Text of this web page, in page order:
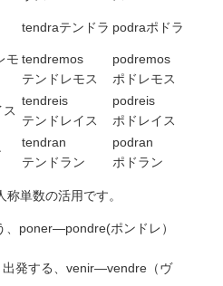
tendraテンドラ podraポドラ
モ tendremos
テンドレモス
podremos
ポドレモス
tendreis
テンドレイス
podreis
ポドレイス
tendran
テンドラン
podran
ポドラン
単数の活用です。
poner—pondre(ポンドレ）
発する、venir—vendre（ヴ